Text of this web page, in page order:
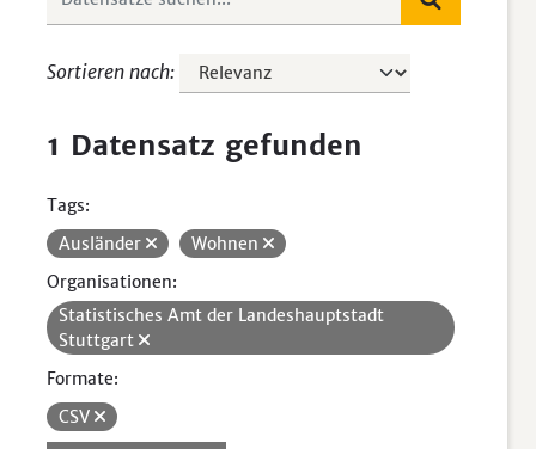
Sortieren nach
1 Datensatz gefunden
Tags:
Ausländer
Wohnen
Organisationen:
Statistisches Amt der Landeshauptstadt
Stuttgart
Formate:
CSV